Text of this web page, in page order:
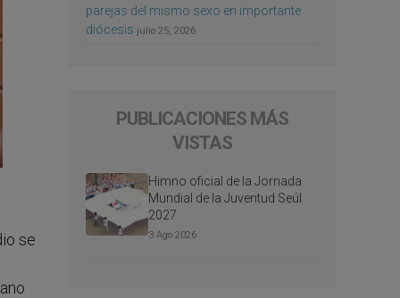
se
parejas del mismo sexo en importante
diócesis julio 25, 2026
PUBLICACIONES MÁS
VISTAS
Himno oficial de la Jornada
Mundial de la Juventud Seúl
2027
3 Ago 2026